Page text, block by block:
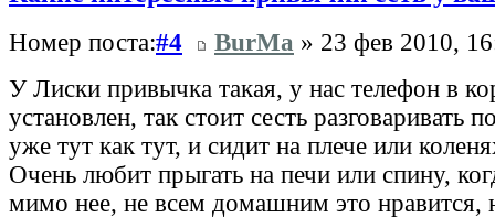
Номер поста:#4 BurMa » 23 фев 2010,
У Лиски привычка такая, у нас телефон в
установлен, так стоит сесть разговаривать
уже тут как тут, и сидит на плече или
Очень любит прыгать на печи или спину,
мимо нее, не всем домашним это нравится,